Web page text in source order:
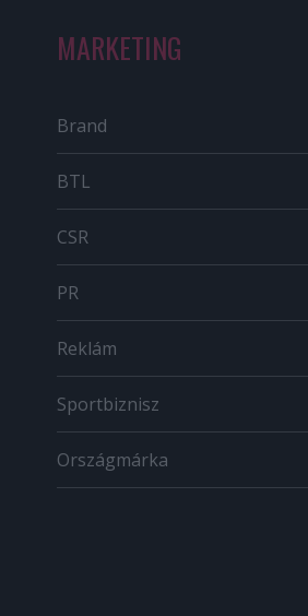
MARKETING
Brand
BTL
CSR
PR
Reklám
Sportbiznisz
Országmárka